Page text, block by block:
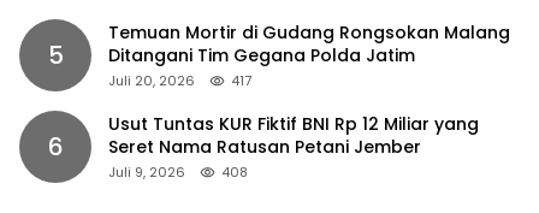
5
Temuan Mortir di Gudang Rongsokan Malang
Ditangani Tim Gegana Polda Jatim
Juli 20, 2026 417
6
Usut Tuntas KUR Fiktif BNI Rp 12 Miliar yang
Seret Nama Ratusan Petani Jember
Juli 9, 2026 408